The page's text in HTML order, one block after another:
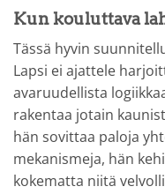
Kun kouluttava
Tässä hyvin
Lapsi ei ajattele
avaruudellista
rakentaa jotain
hän sovittaa paloja
mekanismeja, hän
kokematta niitä